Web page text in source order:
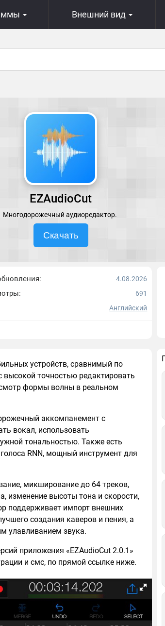
Внешний вид
EZAudioCut
Многодорожечный аудиоредактор.
Скачать
4.08.2026
691
Английский
устройств, сравнимый по
точностью редактировать
формы волны в реальном
аккомпанемент с
вокал, использовать
тональностью. Также есть
RNN, мощный инструмент для
микширование до 64 треков,
изменение высоты тона и скорости,
поддерживает импорт внешних
создания каверов и пения, а
улавливанием звука.
приложения «EZAudioCut 2.0.1»
и смс, по прямой ссылке ниже.